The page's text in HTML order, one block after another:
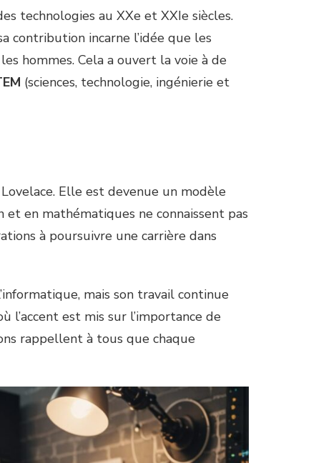
technologies au XXe et XXIe siècles.
contribution incarne l’idée que les
hommes. Cela a ouvert la voie à de
(sciences, technologie, ingénierie et
Elle est devenue un modèle
en mathématiques ne connaissent pas
à poursuivre une carrière dans
mais son travail continue
l’accent est mis sur l’importance de
rappellent à tous que chaque